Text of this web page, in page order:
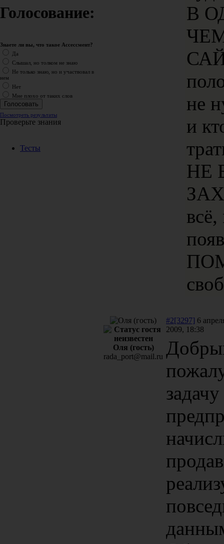
Голосование:
Знаете ли вы, что такое Ассессмент?
Да
Слышал, но толком не знаю
Не только знаю, но и участвовал в
нем
Нет
Мне плохо от таких слов
Посмотреть результаты
Проверьте знания
Тесты
В
не
и
НЕ
Оля (гость)
rada_port@mail.ru
#2[3297] 6
2009, 18:38